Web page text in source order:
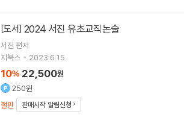
[도서] 2024 서진 유초교직논술
서진 편저
지북스
2023.6.15.
10% 22,500원
250원
절판
판매시작 알림신청